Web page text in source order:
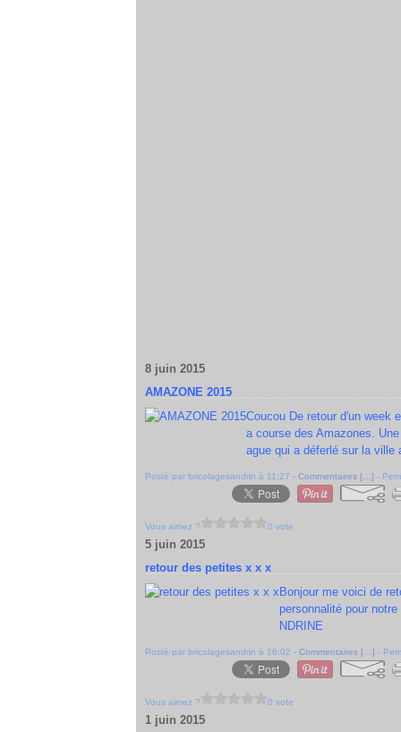
8 juin 2015
AMAZONE 2015
Coucou De retour d'un week
a course des Amazones.
ague qui a déferlé sur la ville
Posté par bricolagesandrin à 11:27 - Commentaires [ ] -
Vous aimez ? 0 vote
5 juin 2015
retour des petites x x x
Bonjour me voici de
personnalité pour
NDRINE
Posté par bricolagesandrin à 16:02 - Commentaires [ ] -
Vous aimez ? 0 vote
1 juin 2015